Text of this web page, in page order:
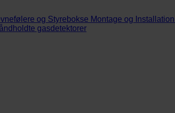
og Styrebokse Montage og Installation
gasdetektorer